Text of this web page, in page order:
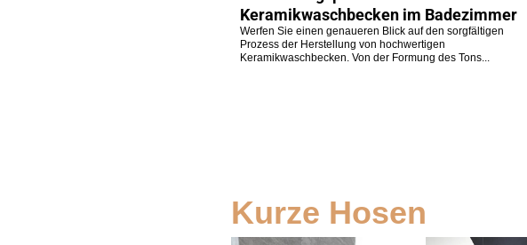
Keramikwaschbecken im Badezimmer
Werfen Sie einen genaueren Blick auf den sorgfältigen
Prozess der Herstellung von hochwertigen
Keramikwaschbecken. Von der Formung des Tons...
Kurze Hosen